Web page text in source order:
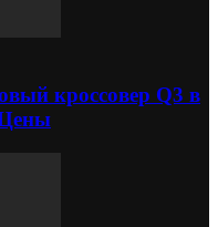
кроссовер Q3 в